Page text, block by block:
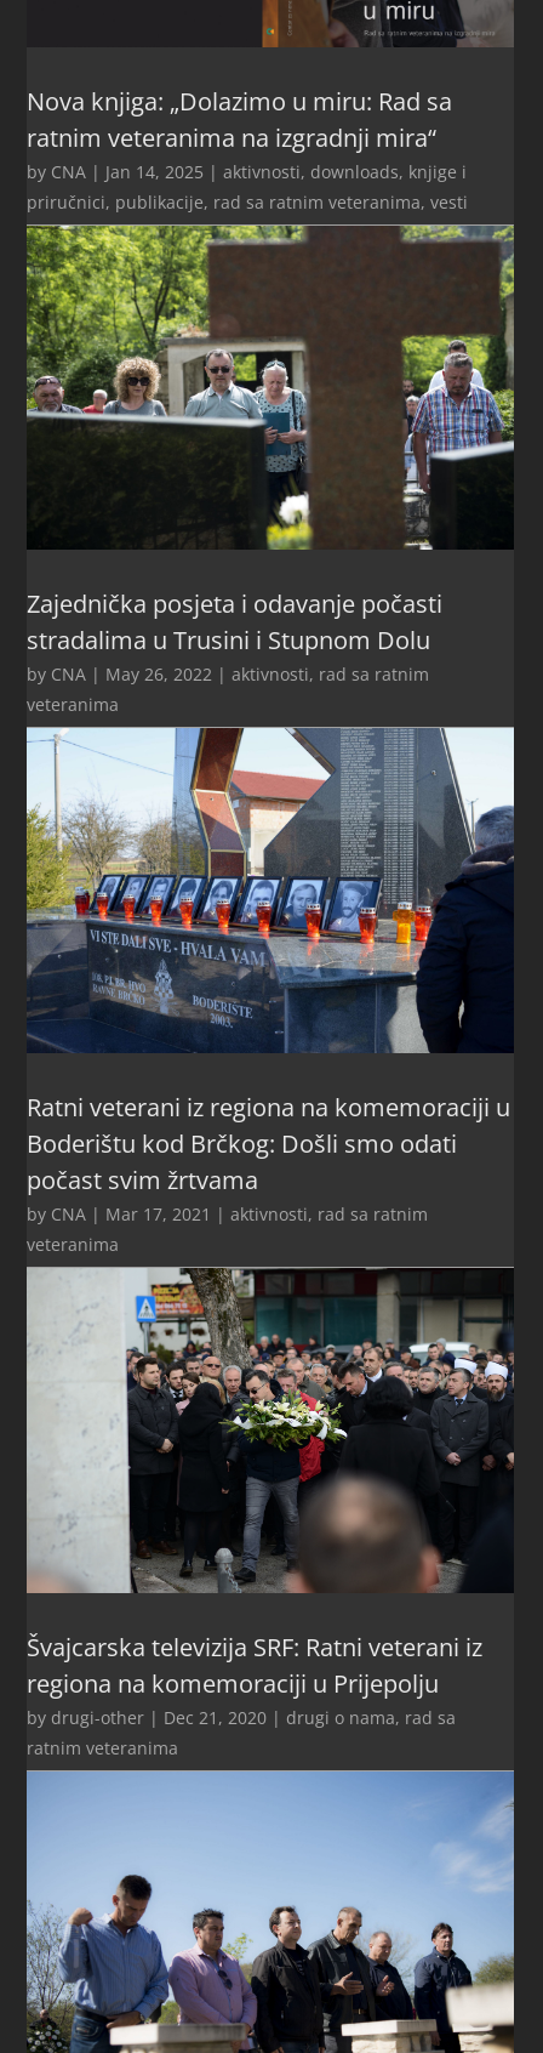
Nova knjiga: „Dolazimo u miru: Rad sa
ratnim veteranima na izgradnji mira“
by CNA | Jan 14, 2025 |aktivnosti, downloads, knjige i
priručnici, publikacije, rad sa ratnim veteranima,vesti
Zajednička posjeta i odavanje počasti
stradalima u Trusini i Stupnom Dolu
by CNA | May 26, 2022 |aktivnosti, rad sa ratnim
veteranima
Ratni veterani iz regiona na komemoraciji u
Boderištu kod Brčkog: Došli smo odati
počast svim žrtvama
by CNA | Mar 17, 2021 |aktivnosti, rad sa ratnim
veteranima
Švajcarska televizija SRF: Ratni veterani iz
regiona na komemoraciji u Prijepolju
by drugi-other | Dec 21, 2020 | drugi o nama, rad sa
ratnim veteranima